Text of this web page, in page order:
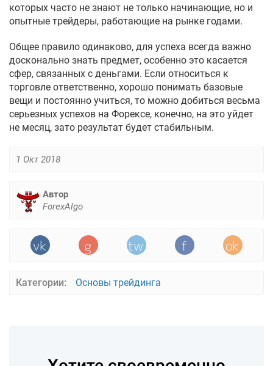
которых часто не знают не только начинающие, но и
опытные трейдеры, работающие на рынке годами.
Общее правило одинаково, для успеха всегда важно
досконально знать предмет, особенно это касается
сфер, связанных с деньгами. Если относиться к
торговле ответственно, хорошо понимать базовые
вещи и постоянно учиться, то можно добиться весьма
серьезных успехов на Форексе, конечно, на это уйдет
не месяц, зато результат будет стабильным.
1 Окт 2018
Автор
ForexAlgo
Категории: Основы трейдинга